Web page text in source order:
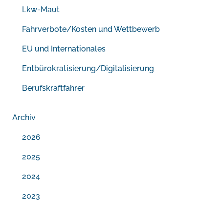
Lkw-Maut
Fahrverbote/Kosten und Wettbewerb
EU und Internationales
Entbürokratisierung/Digitalisierung
Berufskraftfahrer
Archiv
2026
2025
2024
2023